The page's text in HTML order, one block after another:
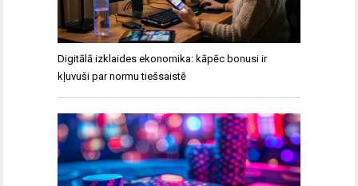
Digitālā izklaides ekonomika: kāpēc bonusi ir
kļuvuši par normu tiešsaistē